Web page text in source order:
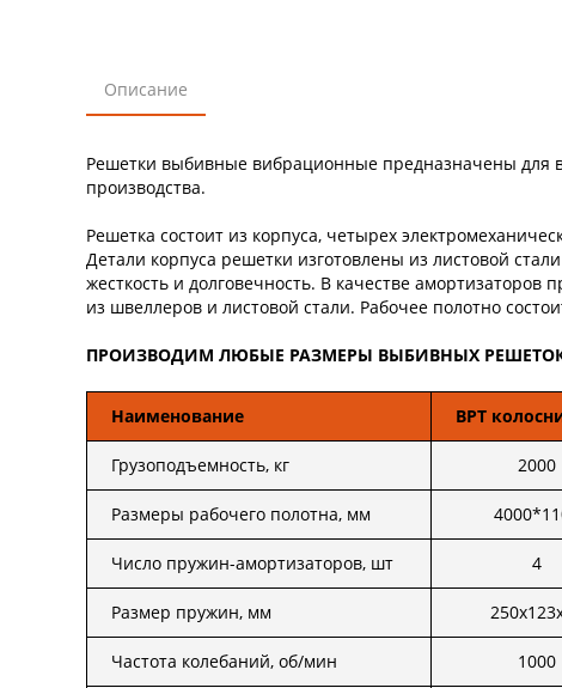
Описание
Решетки выбивные вибрационные предназначены для
производства.
Решетка состоит из корпуса, четырех
Детали корпуса решетки изготовлены из листовой
жесткость и долговечность. В качестве
из швеллеров и листовой стали. Рабочее полотно
ПРОИЗВОДИМ ЛЮБЫЕ РАЗМЕРЫ ВЫБИВНЫХ
Наименование ВРТ
Грузоподъемность, кг 2000
Размеры рабочего полотна, мм
Число пружин-амортизаторов, шт 4
Размер пружин, мм
Частота колебаний, об/мин 1000